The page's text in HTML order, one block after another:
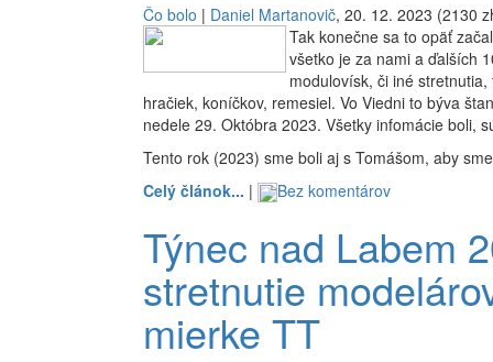
Čo bolo | Daniel Martanovič, 20. 12. 2023 (2130
Tak konečne sa to opäť
všetko je za nami a ďalších
modulovísk, či iné
hračiek, koníčkov, remesiel. Vo Viedni to býva
nedele 29. Októbra 2023. Všetky infomácie boli,
Tento rok (2023) sme boli aj s Tomášom, aby
Celý článok... | Bez komentárov
Týnec nad Labem
stretnutie
mierke TT